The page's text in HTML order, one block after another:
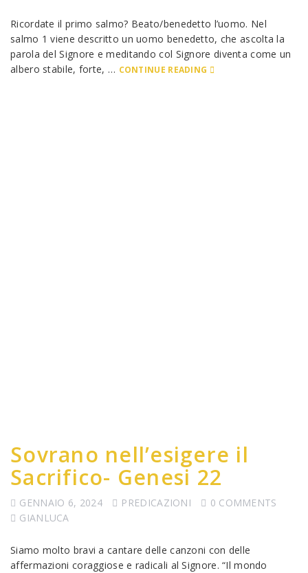
Ricordate il primo salmo? Beato/benedetto l’uomo. Nel
salmo 1 viene descritto un uomo benedetto, che ascolta la
parola del Signore e meditando col Signore diventa come un
albero stabile, forte, … CONTINUE READING
Sovrano nell’esigere il
Sacrifico- Genesi 22
GENNAIO 6, 2024 PREDICAZIONI
0 COMMENTS
GIANLUCA
Siamo molto bravi a cantare delle canzoni con delle
affermazioni coraggiose e radicali al Signore. “Il mondo